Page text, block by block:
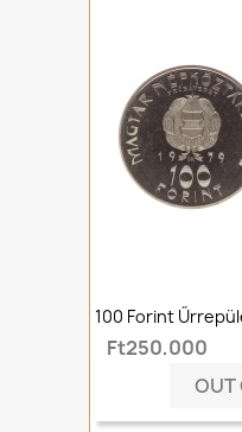
100 Forint
Ft250,000
OUT